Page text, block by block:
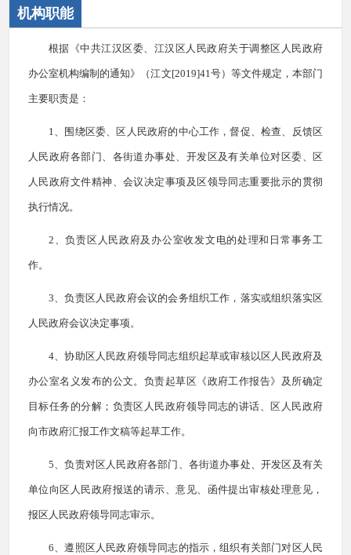
机构职能
根据《中共江汉区委、江汉区人民政府关于调整区人民政府
办公室机构编制的通知》（江文[2019]41号）等文件规定，本部门
主要职责是：
1、围绕区委、区人民政府的中心工作，督促、检查、反馈区
人民政府各部门、各街道办事处、开发区及有关单位对区委、区
人民政府文件精神、会议决定事项及区领导同志重要批示的贯彻
执行情况。
2、负责区人民政府及办公室收发文电的处理和日常事务工
作。
3、负责区人民政府会议的会务组织工作，落实或组织落实区
人民政府会议决定事项。
4、协助区人民政府领导同志组织起草或审核以区人民政府及
办公室名义发布的公文。负责起草区《政府工作报告》及所确定
目标任务的分解；负责区 人民政府领导同志的讲话、区 人民政府
向市政府汇报工作文稿等起草工作。
5、负责对区人民政府各部门、各街道办事处、开发区及有关
单位向区人民政府报送的请示、意见、函件提出审核处理意见，
报区人民政府领导同志审示。
6、遵照区人民政府领导同志的指示，组织有关部门对区人民